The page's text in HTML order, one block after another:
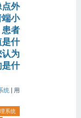
点外
小
者
什
为
是什
统 | 用
系统